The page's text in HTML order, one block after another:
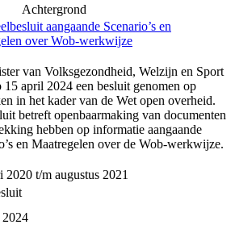
Achtergrond
aangaande Scenario’s en
over Wob-werkwijze
van Volksgezondheid, Welzijn en Sport
15 april 2024 een besluit genomen op
in het kader van de Wet open overheid.
betreft openbaarmaking van documenten
hebben op informatie aangaande
en Maatregelen over de Wob-werkwijze.
2020 t/m augustus 2021